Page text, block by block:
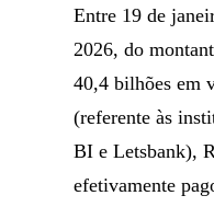
Entre 19 de
2026, do
40,4 bilhões em
(referente às
BI e Letsbank),
efetivamente